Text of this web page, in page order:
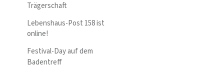
Trägerschaft
Lebenshaus-Post 158 ist
online!
Festival-Day auf dem
Badentreff